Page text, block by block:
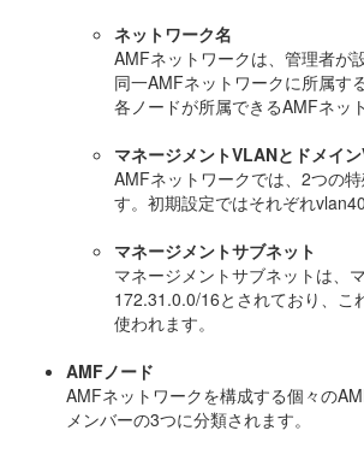
ネットワーク名
AMFネットワークは、管理者が
同一AMFネットワークに所属す
各ノードが所属できるAMFネッ
マネージメントVLANとドメイ
AMFネットワークでは、2つの
す。初期設定ではそれぞれ
マネージメントサブネット
マネージメントサブネットは、
172.31.0.0/16とされており、こ
使われます。
AMFノード
AMFネットワークを構成する個々の
メンバーの3つに分類されます。